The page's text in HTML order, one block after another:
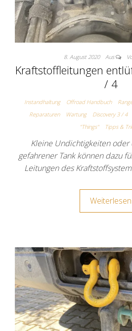
8. August 2020 Aus
Kraftstoffleitungen
/ 4
Instandhaltung Offroad Handbuch
Reparaturen
Wartung Discovery 3 / 4
"Things"
Tipps &
Kleine Undichtigkeiten
gefahrener Tank können dazu
Leitungen des
Weiterlesen